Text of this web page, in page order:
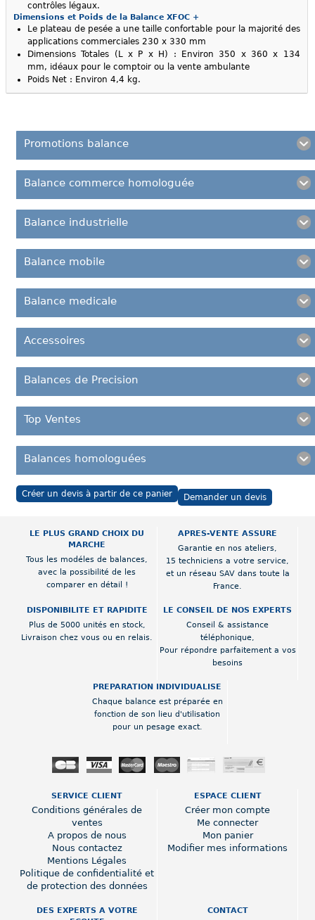
contrôles légaux.
Dimensions et Poids de la Balance XFOC +
Le plateau de pesée a une taille confortable pour la majorité des
applications commerciales 230 x 330 mm
Dimensions Totales (L x P x H) : Environ 350 x 360 x 134
mm, idéaux pour le comptoir ou la vente ambulante
Poids Net : Environ 4,4 kg.
Promotions balance
Balance commerce homologuée
Balance industrielle
Balance mobile
Balance medicale
Accessoires
Balances de Precision
Top Ventes
Balances homologuées
Créer un devis à partir de ce panier Demander un devis
LE PLUS GRAND CHOIX DU
MARCHE
Tous les modéles de balances,
avec la possibilité de les
comparer en détail !
APRES-VENTE ASSURE
Garantie en nos ateliers,
15 techniciens a votre service,
et un réseau SAV dans toute la
France.
DISPONIBILITE ET RAPIDITE
Plus de 5000 unités en stock,
Livraison chez vous ou en relais.
LE CONSEIL DE NOS EXPERTS
Conseil & assistance
téléphonique,
Pour répondre parfaitement a vos
besoins
PREPARATION INDIVIDUALISE
Chaque balance est préparée en
fonction de son lieu d'utilisation
pour un pesage exact.
SERVICE CLIENT
Conditions générales de
ventes
A propos de nous
Nous contactez
Mentions Légales
Politique de confidentialité et
de protection des données
ESPACE CLIENT
Créer mon compte
Me connecter
Mon panier
Modifier mes informations
DES EXPERTS A VOTRE
CONTACT